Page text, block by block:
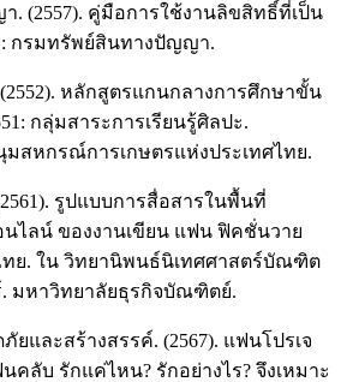
(2557). คู่มือการใช้งานลิขสิทธิ์ที่เป็น
: กรมทรัพย์สินทางปัญญา.
หลักสูตรแกนกลางการศึกษาขั้น
กลุ่มสาระการเรียนรู้ศิลปะ.
สหกรณ์การเกษตรแห่งประเทศไทย.
รูปแบบการสื่อสารในพื้นที่
ไลน์ ของงานเขียน แฟน ฟิคชั่นวาย
ทย. ใน วิทยานิพนธ์นิเทศศาสตร์บัณฑิต
มหาวิทยาลัยธุรกิจบัณฑิตย์.
และสร้างสรรค์. (2567). แฟนโปรเจ
คลับ รักแค่ไหน? รักอย่างไร? จึงเหมาะ